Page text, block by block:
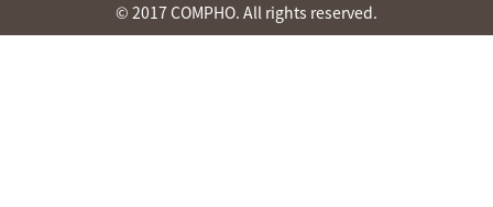
© 2017 COMPHO. All rights reserved.